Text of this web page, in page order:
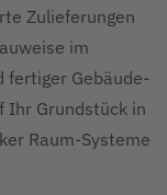
Zulieferungen
im
fertiger Gebäude-
Ihr Grundstück in
Raum-Systeme